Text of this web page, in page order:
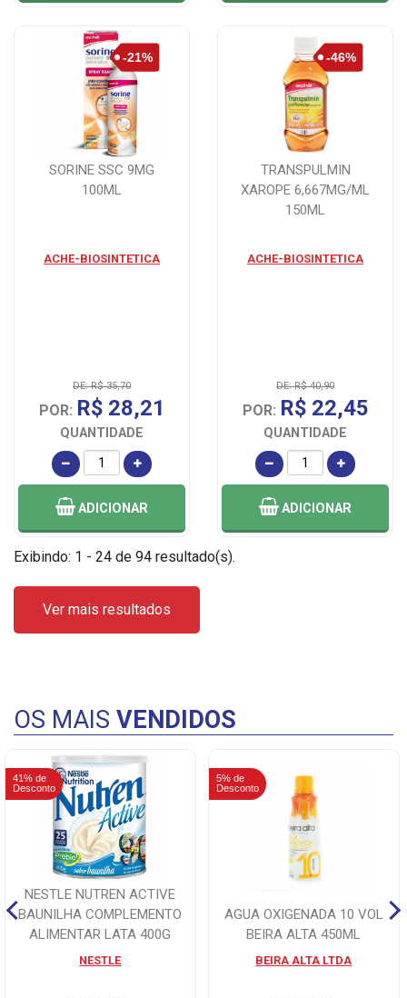
SORINE SSC 9MG
100ML
ACHE-BIOSINTETICA
DE: R$ 35,70
POR: R$ 28,21
QUANTIDADE
ADICIONAR
TRANSPULMIN
XAROPE 6,667MG/ML
150ML
ACHE-BIOSINTETICA
DE: R$ 40,90
POR: R$ 22,45
QUANTIDADE
ADICIONAR
Exibindo: 1 - 24 de 94 resultado(s).
Ver mais resultados
OS MAIS VENDIDOS
41% de
Desconto
NESTLE NUTREN ACTIVE
BAUNILHA COMPLEMENTO
ALIMENTAR LATA 400G
NESTLE
5% de
Desconto
AGUA OXIGENADA 10 VOL
BEIRA ALTA 450ML
BEIRA ALTA LTDA